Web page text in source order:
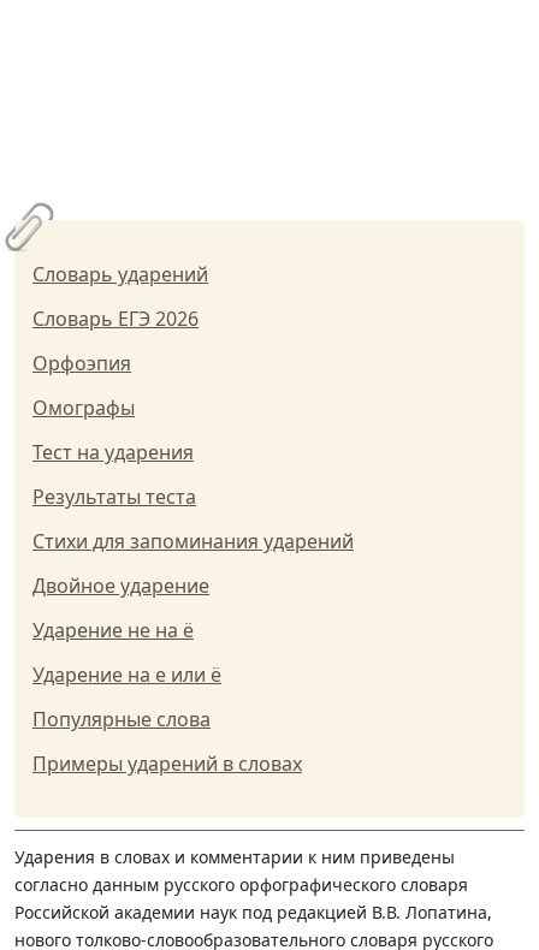
Словарь ударений
Словарь ЕГЭ 2026
Орфоэпия
Омографы
Тест на ударения
Результаты теста
Стихи для запоминания ударений
Двойное ударение
Ударение не на ё
Ударение на е или ё
Популярные слова
Примеры ударений в словах
Ударения в словах и комментарии к ним приведены
согласно данным русского орфографического словаря
Российской академии наук под редакцией В.В. Лопатина,
нового толково-словообразовательного словаря русского